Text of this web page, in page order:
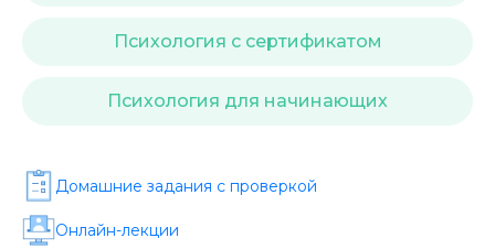
Психология с сертификатом
Психология для начинающих
Домашние задания c проверкой
Онлайн-лекции
Стоимость *
Подача материала *